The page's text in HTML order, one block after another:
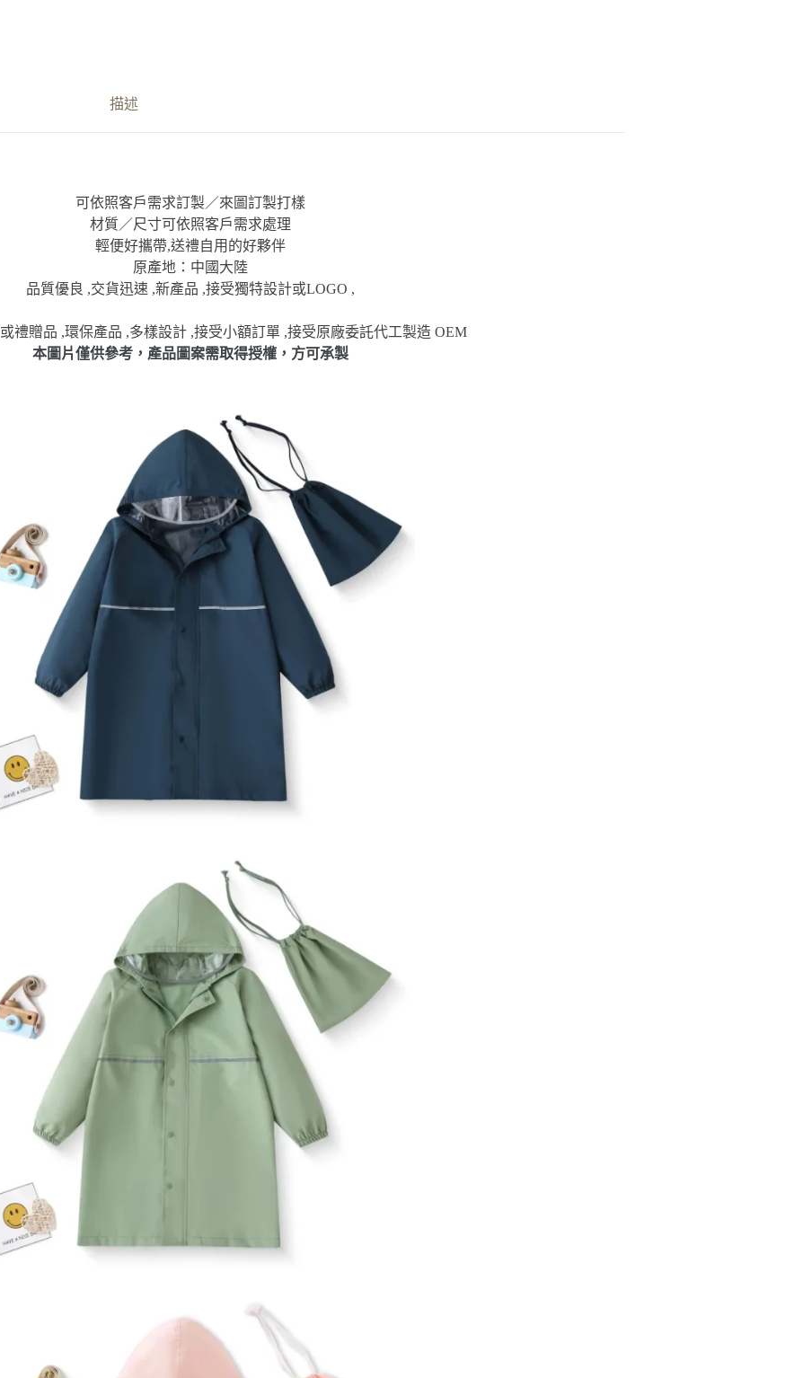
描述
可依照客戶需求訂製／來圖訂製打樣
材質／尺寸可依照客戶需求處理
輕便好攜帶,送禮自用的好夥伴
原產地：中國大陸
品質優良 ,交貨迅速 ,新產品 ,接受獨特設計或LOGO ,
禮贈品 ,環保產品 ,多樣設計 ,接受小額訂單 ,接受原廠委託代工製造 OEM
本圖片僅供參考，產品圖案需取得授權，方可承製